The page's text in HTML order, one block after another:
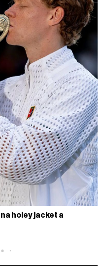
holey jacket a